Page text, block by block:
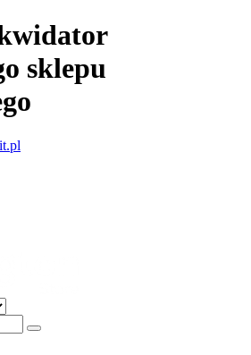
sklepu